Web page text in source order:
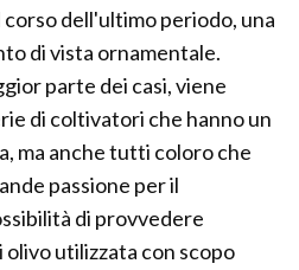
dell'ultimo periodo, una
di vista ornamentale.
parte dei casi, viene
di coltivatori che hanno un
ma anche tutti coloro che
passione per il
di provvedere
utilizzata con scopo